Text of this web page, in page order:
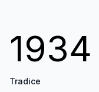
1934
Tradice